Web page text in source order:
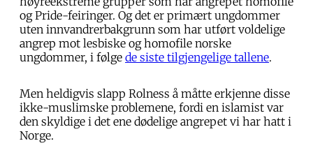
og Pride-feiringer. Og det er primært ungdommer
uten innvandrerbakgrunn som har utført voldelige
angrep mot lesbiske og homofile norske
ungdommer, i følge de siste tilgjengelige tallene.
Men heldigvis slapp Rolness å måtte erkjenne disse
ikke-muslimske problemene, fordi en islamist var
den skyldige i det ene dødelige angrepet vi har hatt i
Norge.